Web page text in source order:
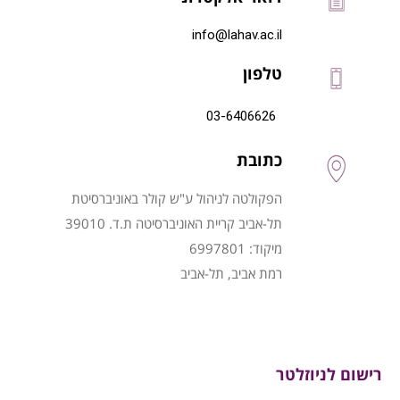
info@lahav.ac.il
טלפון
03-6406626
כתובת
הפקולטה לניהול ע"ש קולר באוניברסיטת
תל-אביב קריית האוניברסיטה ת.ד. 39010
מיקוד: 6997801
רמת אביב, תל-אביב
רישום לניוזלטר